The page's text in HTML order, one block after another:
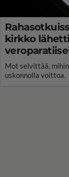
kirkko
Mot selvittää,
uskonnolla voittoa.